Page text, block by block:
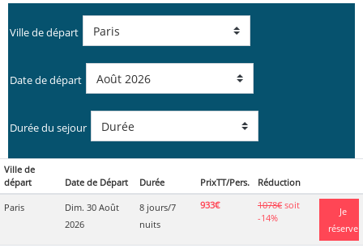
Ville de départ
Date de départ
Durée du sejour
Ville de
départ
Date de Départ Durée PrixTT/Pers. Réduction
Paris
Dim. 30 Août
2026
8 jours/7
nuits
933€ 1078€ soit
-14%
Je
réserve